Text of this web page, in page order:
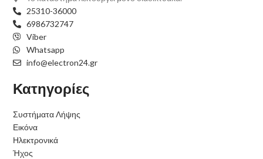
25310-36000
6986732747
Viber
Whatsapp
info@electron24.gr
Κατηγορίες
Συστήματα Λήψης
Εικόνα
Ηλεκτρονικά
Ήχος